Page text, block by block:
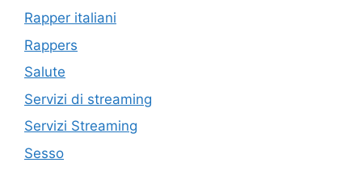
Rapper italiani
Rappers
Salute
Servizi di streaming
Servizi Streaming
Sesso